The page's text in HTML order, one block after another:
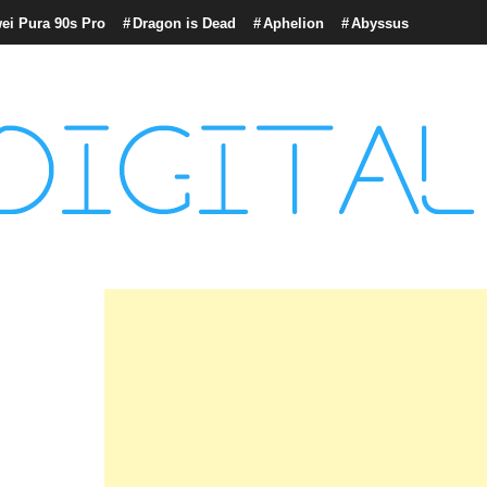
Pura 90s Pro Dragon is Dead Aphelion Abyssus
y Cultura Digital